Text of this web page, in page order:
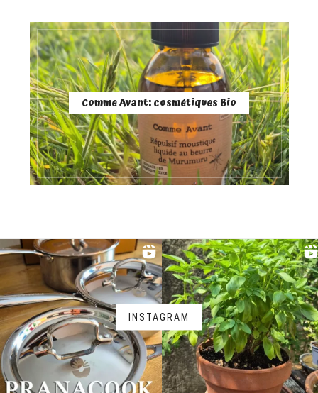
Comme Avant: cosmétiques Bio
INSTAGRAM